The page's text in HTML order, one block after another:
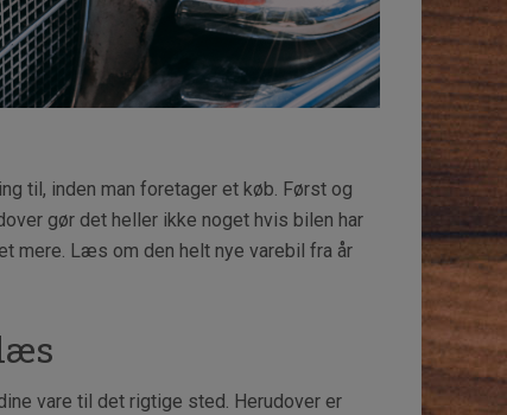
til, inden man foretager et køb. Først og
gør det heller ikke noget hvis bilen har
mere. Læs om den helt nye varebil fra år
vare til det rigtige sted. Herudover er